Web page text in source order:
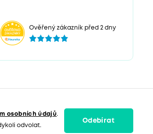
Ověřený zákazník před 2 dny
osobních údajů.
odvolat.
Odebírat